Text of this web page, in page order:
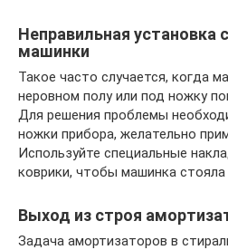
Неправильная установка
машинки
Такое часто случается, когда
неровном полу или под ножку
Для решения проблемы
ножки прибора, желательно
Используйте специальные
коврики, чтобы машинка стояла
Выход из строя
Задача амортизаторов в